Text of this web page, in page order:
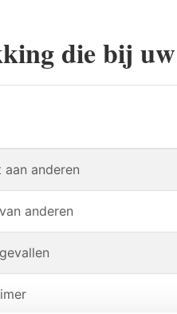
die bij
anderen
anderen